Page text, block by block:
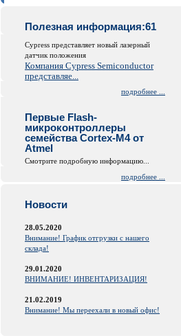
Полезная информация:61
Cypress представляет новый лазерный
датчик положения
Компания Cypress Semiconductor
представляе...
подробнее ...
Первые Flash-
микроконтроллеры
семейства Cortex-M4 от
Atmel
Смотрите подробную информацию...
подробнее ...
Новости
28.05.2020
Внимание! График отгрузки с нашего
склада!
29.01.2020
ВНИМАНИЕ! ИНВЕНТАРИЗАЦИЯ!
21.02.2019
Внимание! Мы переехали в новый офис!